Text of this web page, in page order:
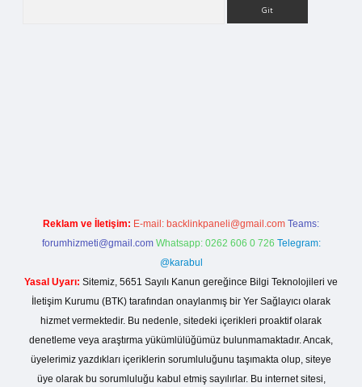
Reklam ve İletişim: E-mail: backlinkpaneli@gmail.com Teams:
forumhizmeti@gmail.com Whatsapp: 0262 606 0 726 Telegram:
@karabul
Yasal Uyarı: Sitemiz, 5651 Sayılı Kanun gereğince Bilgi Teknolojileri ve
İletişim Kurumu (BTK) tarafından onaylanmış bir Yer Sağlayıcı olarak
hizmet vermektedir. Bu nedenle, sitedeki içerikleri proaktif olarak
denetleme veya araştırma yükümlülüğümüz bulunmamaktadır. Ancak,
üyelerimiz yazdıkları içeriklerin sorumluluğunu taşımakta olup, siteye
üye olarak bu sorumluluğu kabul etmiş sayılırlar. Bu internet sitesi,